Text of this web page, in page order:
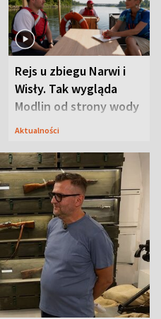
Rejs u zbiegu Narwi i
Wisły. Tak wygląda
Modlin od strony wody
Aktualności